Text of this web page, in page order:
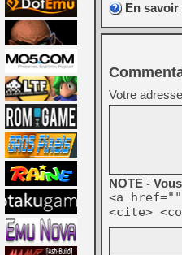
En
Votre
NOTE -
<a
<cite>